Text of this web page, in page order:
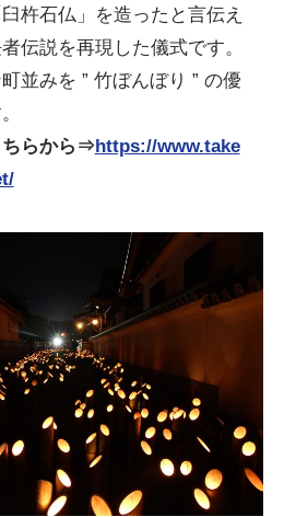
杵石仏」を造ったと言伝え
伝説を再現した儀式です。
並みを ” 竹ぼんぼり ” の優
ちらから⇒https://www.take